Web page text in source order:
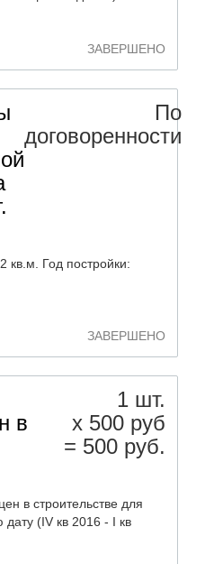
ЗАВЕРШЕНО
По
договоренности
кв.м. Год постройки:
ЗАВЕРШЕНО
в
1 шт.
х 500 руб
= 500 руб.
в строительстве для
(IV кв 2016 - I кв